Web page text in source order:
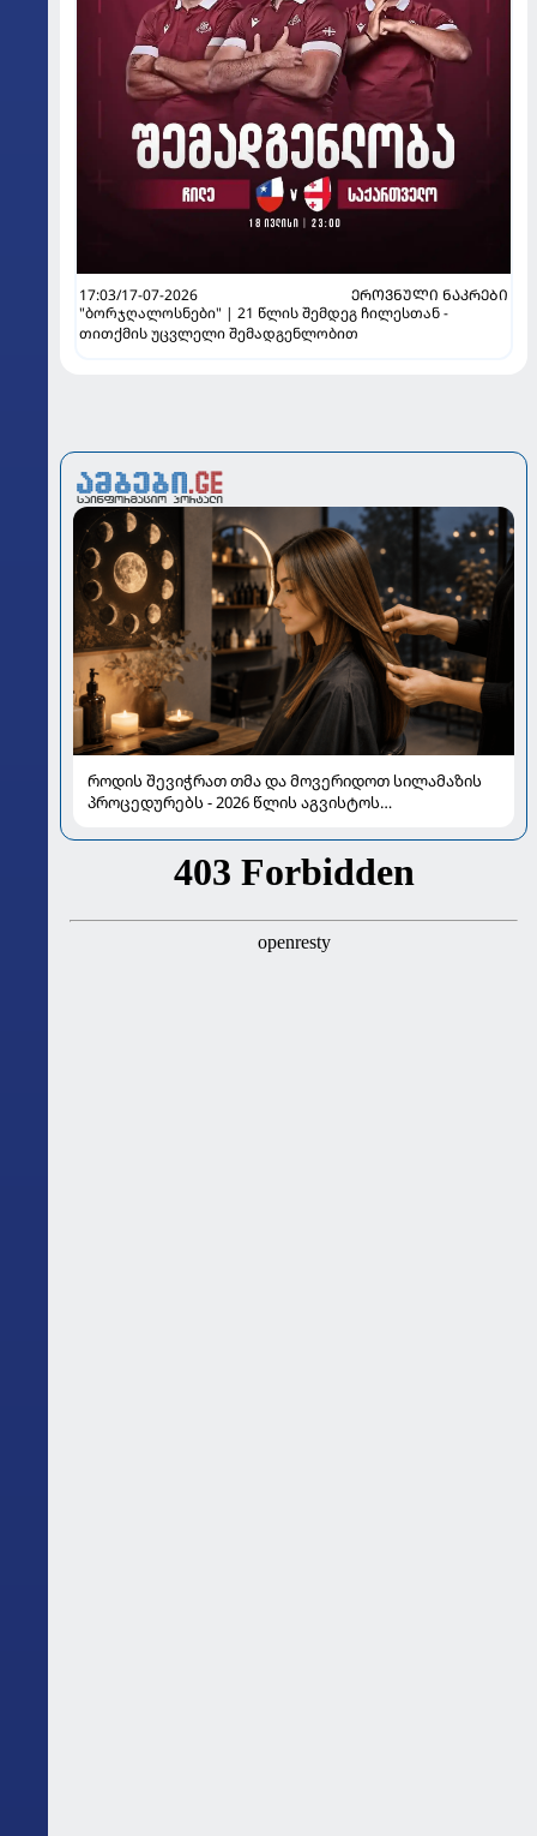
17:03/17-07-2026
ᲔᲠᲝᲕᲜᲣᲚᲘ ᲜᲐᲙᲠᲔᲑᲘ
"ბორჯღალოსნები" | 21 წლის შემდეგ ჩილესთან -
თითქმის უცვლელი შემადგენლობით
როდის შევიჭრათ თმა და მოვერიდოთ სილამაზის
პროცედურებს - 2026 წლის აგვისტოს